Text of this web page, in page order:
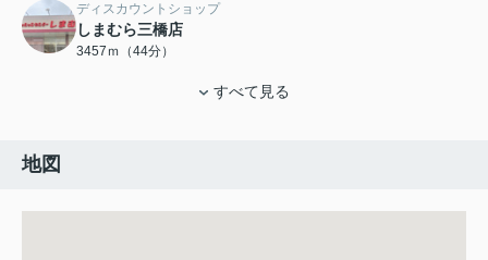
ディスカウントショップ
しまむら三橋店
3457ｍ（44分）
すべて見る
地図